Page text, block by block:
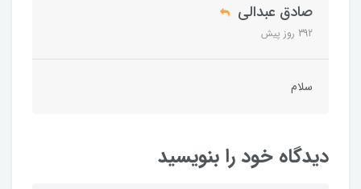
صادق عبدالی
392 روز پیش
سلام
دیدگاه خود را بنویسید